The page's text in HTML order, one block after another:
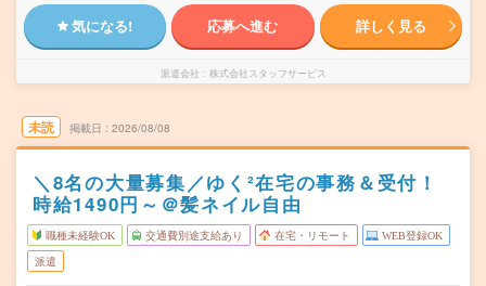
気になる! 応募へ進む 詳しく見る
派遣会社 株式会社スタッフサービス
未読 掲載日 2026/08/08
＼8名の大量募集／ゆく²在宅の事務＆受付！
時給1490円～＠髪ネイル自由
職種未経験OK 交通費別途支給あり 在宅・リモート WEB登録OK
派遣